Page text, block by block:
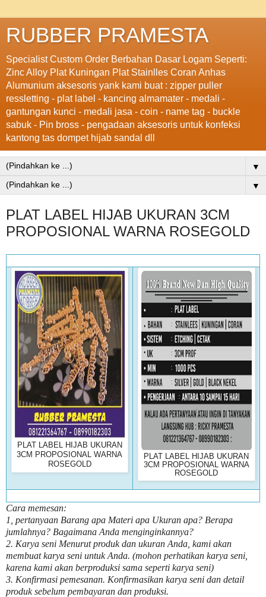
RUBBER PRAMESTA
Specialist Custom Order Berbahan Dasar Logam Seperti:
Zinc Alloy Plat Kuningan Plat Stainlles Coran Anhas
Alumunium aksesoris yank kami buat : zipper puller
ressletting - plat label - kancing almamater - medali -
gantungan kunci - medali jasa - coin - name tag - buckle
sabuk - Pin bross - pengadaan aksesoris untuk konfeksi
kantong tas dompet hijab sandal dll
▼
▼
PLAT LABEL HIJAB UKURAN 3CM
PROPOSIONAL WARNA ROSEGOLD
PLAT LABEL HIJAB UKURAN
3CM PROPOSIONAL WARNA
ROSEGOLD
PLAT LABEL HIJAB UKURAN
3CM PROPOSIONAL WARNA
ROSEGOLD
Cara memesan:
1, pertanyaan Barang apa Materi apa Ukuran apa? Berapa
jumlahnya? Bagaimana Anda menginginkannya?
2. Karya seni Menurut produk dan ukuran Anda, kami akan
membuat karya seni untuk Anda. (mohon perhatikan karya seni,
karena kami akan berproduksi sama seperti karya seni)
3. Konfirmasi pemesanan. Konfirmasikan karya seni dan detail
produk sebelum pembayaran dan produksi.